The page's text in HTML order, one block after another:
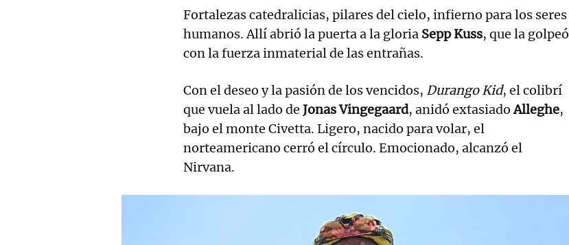
Fortalezas catedralicias, pilares del cielo, infierno para los seres
humanos. Allí abrió la puerta a la gloria Sepp Kuss, que la golpeó
con la fuerza inmaterial de las entrañas.
Con el deseo y la pasión de los vencidos, Durango Kid, el colibrí
que vuela al lado de Jonas Vingegaard, anidó extasiadoAlleghe,
bajo el monte Civetta. Ligero, nacido para volar, el
norteamericano cerró el círculo. Emocionado, alcanzó el
Nirvana.